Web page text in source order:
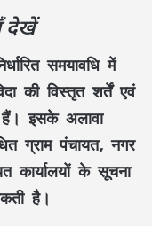
देखें
समयावधि में
की विस्तृत शर्तें एवं
इसके अलावा
ग्राम पंचायत,नगर
कार्यालयोंके सूचना
है।